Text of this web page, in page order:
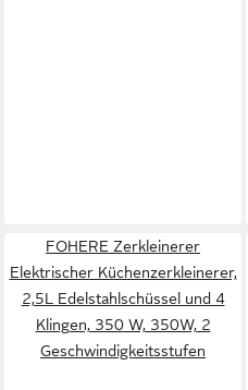
FOHERE Zerkleinerer
Elektrischer Küchenzerkleinerer,
2,5L Edelstahlschüssel und 4
Klingen, 350 W, 350W, 2
Geschwindigkeitsstufen